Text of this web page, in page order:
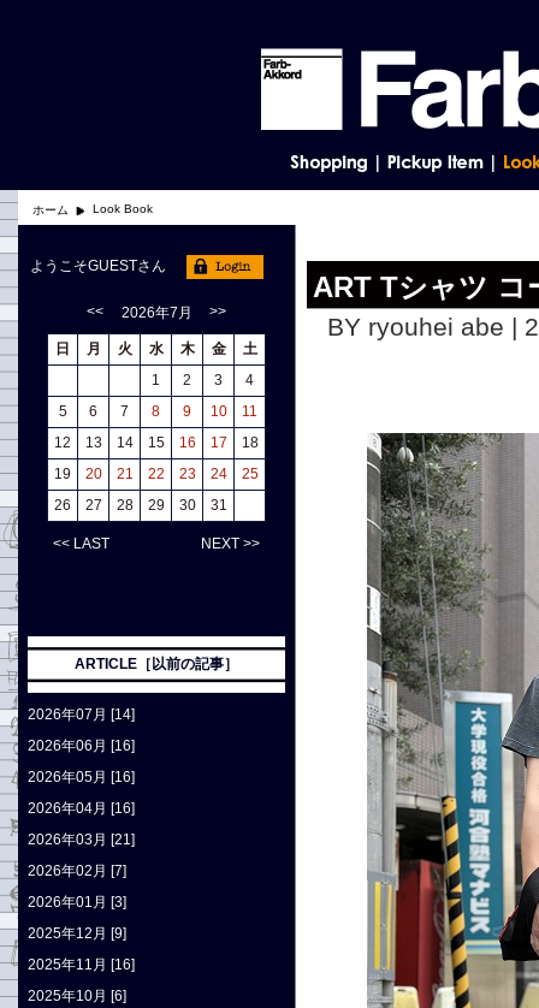
ホーム Look Book
ART Tシャツ
BY ryouhei abe |
ようこそGUESTさん
<< 2026年7月 >>
日 月 火 水 木 金
土
1
2 3
4
5
6 7 8 9 10
11
12
13 14 15 16 17
18
19
20 21 22 23 24
25
26
27 28 29 30 31
<< LAST NEXT >>
ARTICLE［以前の記事］
2026年07月 [14]
2026年06月 [16]
2026年05月 [16]
2026年04月 [16]
2026年03月 [21]
2026年02月 [7]
2026年01月 [3]
2025年12月 [9]
2025年11月 [16]
2025年10月 [6]